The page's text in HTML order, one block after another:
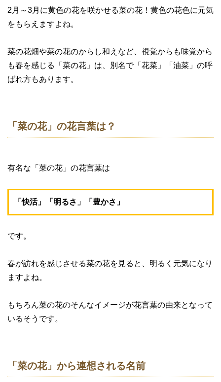
2月～3月に黄色の花を咲かせる菜の花！黄色の花色に元気
をもらえますよね。
菜の花畑や菜の花のからし和えなど、視覚からも味覚から
も春を感じる「菜の花」は、別名で「花菜」「油菜」の呼
ばれ方もあります。
「菜の花」の花言葉は？
有名な「菜の花」の花言葉は
「快活」「明るさ」「豊かさ」
です。
春が訪れを感じさせる菜の花を見ると、明るく元気になり
ますよね。
もちろん菜の花のそんなイメージが花言葉の由来となって
いるそうです。
「菜の花」から連想される名前